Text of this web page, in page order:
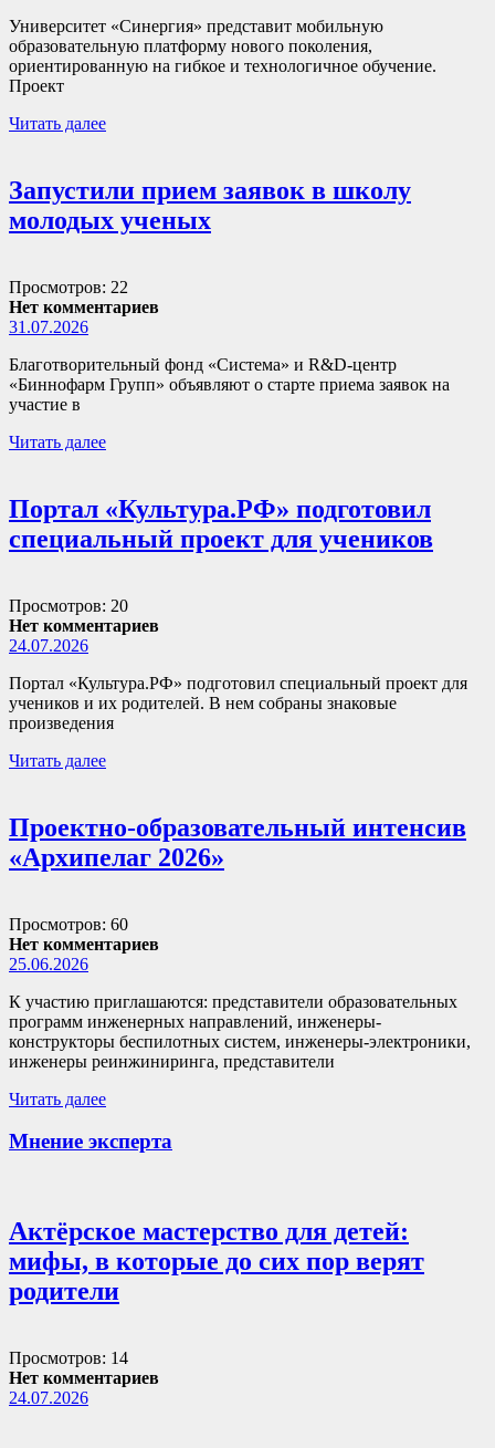
Университет «Синергия» представит мобильную
образовательную платформу нового поколения,
ориентированную на гибкое и технологичное обучение.
Проект
Читать далее
Запустили прием заявок в школу
молодых ученых
Просмотров: 22
Нет комментариев
31.07.2026
Благотворительный фонд «Система» и R&D-центр
«Биннофарм Групп» объявляют о старте приема заявок на
участие в
Читать далее
Портал «Культура.РФ» подготовил
специальный проект для учеников
Просмотров: 20
Нет комментариев
24.07.2026
Портал «Культура.РФ» подготовил специальный проект для
учеников и их родителей. В нем собраны знаковые
произведения
Читать далее
Проектно-образовательный интенсив
«Архипелаг 2026»
Просмотров: 60
Нет комментариев
25.06.2026
К участию приглашаются: представители образовательных
программ инженерных направлений, инженеры-
конструкторы беспилотных систем, инженеры-электроники,
инженеры реинжиниринга, представители
Читать далее
Мнение эксперта
Актёрское мастерство для детей:
мифы, в которые до сих пор верят
родители
Просмотров: 14
Нет комментариев
24.07.2026